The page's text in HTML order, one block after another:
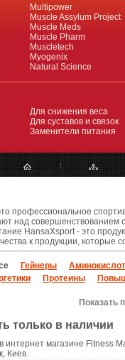
Multipower
Muscle Assylum Project
Muscle Meds
Muscle Pharm
Muscletech
Myogenix
Natural Science
Для снижения веса
Для суставов и связок
Заменители питания
профессиональное
над совершенствованием
HansaXsport - это
к продукции, которые
Гейнеры
Протеины
Показать
только в наличии
интернет магазине Fitness
Киев.